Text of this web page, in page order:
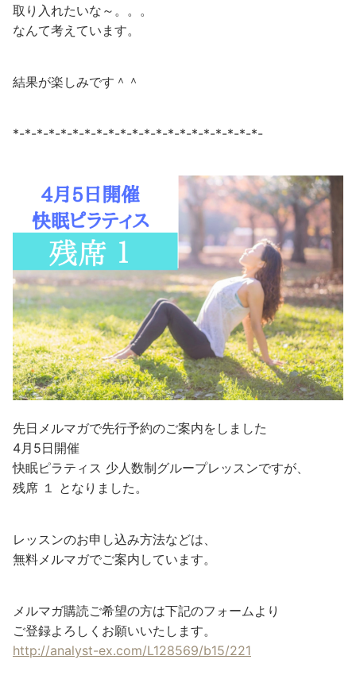
取り入れたいな～。。。
なんて考えています。
結果が楽しみです＾＾
*-*-*-*-*-*-*-*-*-*-*-*-*-*-*-*-*-*-*-*-*-
先日メルマガで先行予約のご案内をしました
4月5日開催
快眠ピラティス 少人数制グループレッスンですが、
残席 １ となりました。
レッスンのお申し込み方法などは、
無料メルマガでご案内しています。
メルマガ購読ご希望の方は下記のフォームより
ご登録よろしくお願いいたします。
http://analyst-ex.com/L128569/b15/221